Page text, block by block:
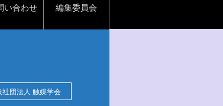
い合わせ 編集委員会
社団法人 触媒学会